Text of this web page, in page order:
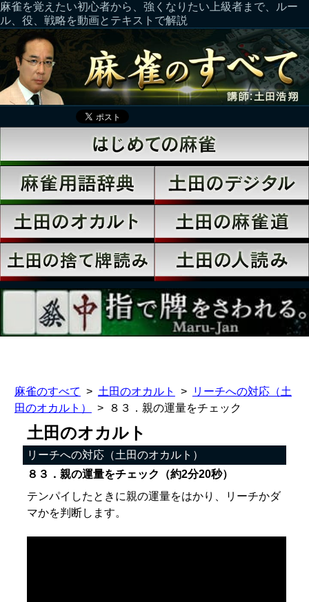
麻雀を覚えたい初心者から、強くなりたい上級者まで、ルー
ル、役、戦略を動画とテキストで解説
麻雀のすべて 土田のオカルト
リーチへの対応（土
田のオカルト）
８３．親の運量をチェック
土田のオカルト
リーチへの対応（土田のオカルト）
８３．親の運量をチェック（約2分20秒）
テンパイしたときに親の運量をはかり、リーチかダ
マかを判断します。